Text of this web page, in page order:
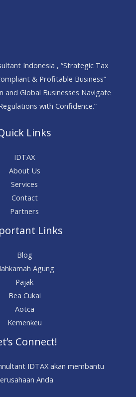
Indonesia , “Strategic Tax
& Profitable Business”
and Global Businesses Navigate
with Confidence.”
Links
IDTAX
About Us
Services
Contact
Partners
Links
Blog
Agung
Pajak
Bea Cukai
Aotca
Kemenkeu
Connect!
IDTAX akan membantu
Anda